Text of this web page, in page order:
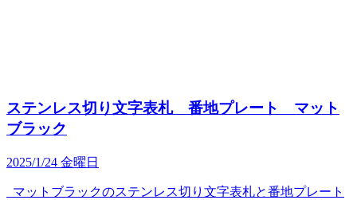
ステンレス切り文字表札 番地プレート マット
ブラック
2025/1/24 金曜日
マットブラックのステンレス切り文字表札と番地プレート